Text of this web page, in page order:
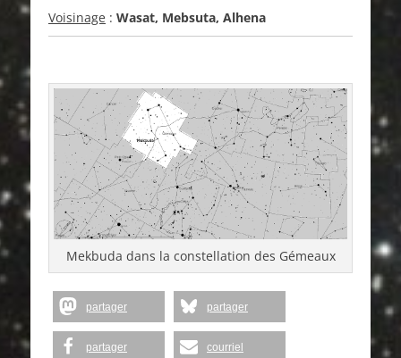
Voisinage : Wasat, Mebsuta, Alhena
Mekbuda dans la constellation des Gémeaux
partager partager
partager courriel